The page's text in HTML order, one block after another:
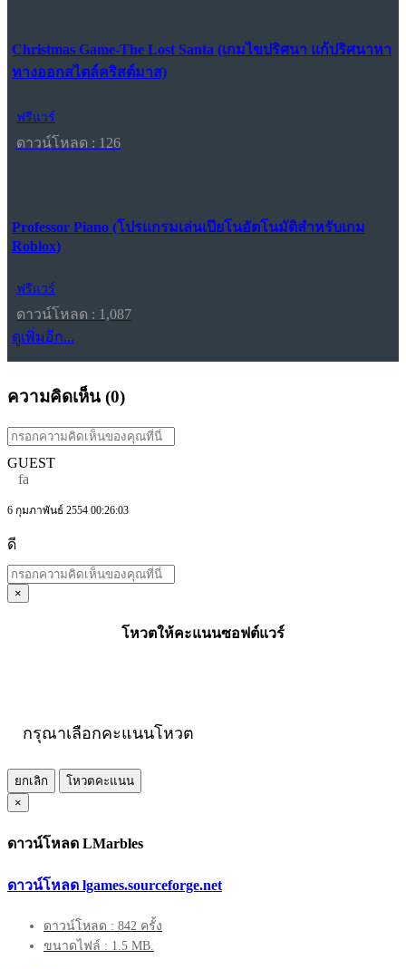
Christmas Game-The Lost Santa (เกมไขปริศนา แก้ปริศนาหา
ทางออกสไตล์คริสต์มาส)
ฟรีแวร์
ดาวน์โหลด : 126
Professor Piano (โปรแกรมเล่นเปียโนอัตโนมัติสำหรับเกม
Roblox)
ฟรีแวร์
ดาวน์โหลด : 1,087
ดูเพิ่มอีก...
ความคิดเห็น (0)
GUEST
fa
6 กุมภาพันธ์ 2554 00:26:03
ดี
×
โหวตให้คะแนนซอฟต์แวร์
กรุณาเลือกคะแนนโหวต
ยกเลิก
โหวตคะแนน
×
ดาวน์โหลด LMarbles
ดาวน์โหลด lgames.sourceforge.net
ดาวน์โหลด : 842 ครั้ง
ขนาดไฟล์ : 1.5 MB.